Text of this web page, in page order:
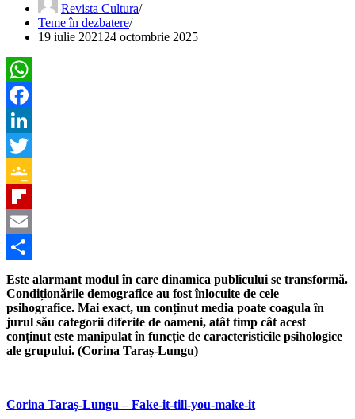
Revista Cultura
Teme în dezbatere
19 iulie 2021 24 octombrie 2025
WhatsApp
Facebook
LinkedIn
Twitter
Google
Classroom
Flipboard
Email
Partajează
Este alarmant modul în care dinamica publicului se transformă.
Condiționările demografice au fost înlocuite de cele
psihografice. Mai exact, un conținut media poate coagula în
jurul său categorii diferite de oameni, atât timp cât acest
conținut este manipulat în funcție de caracteristicile psihologice
ale grupului. (Corina Taraș-Lungu)
Corina Taraș-Lungu – Fake-it-till-you-make-it